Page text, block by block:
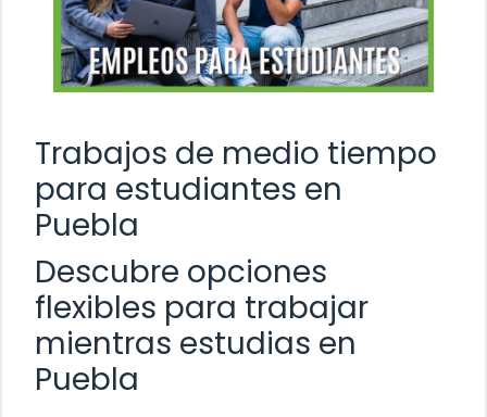
Trabajos de medio tiempo
para estudiantes en
Puebla
Descubre opciones
flexibles para trabajar
mientras estudias en
Puebla